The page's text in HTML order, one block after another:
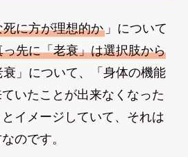
死に方が理想的か」について
っ先に「老衰」は選択肢から
」について、「身体の機能
いたことが出来なくなった
イメージしていて、それは
のです。